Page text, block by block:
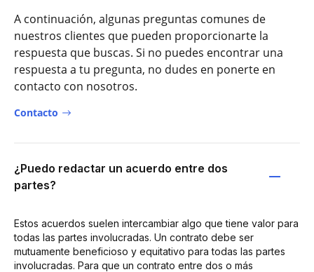
A continuación, algunas preguntas comunes de
nuestros clientes que pueden proporcionarte la
respuesta que buscas. Si no puedes encontrar una
respuesta a tu pregunta, no dudes en ponerte en
contacto con nosotros.
Contacto
¿Puedo redactar un acuerdo entre dos
partes?
Estos acuerdos suelen intercambiar algo que tiene valor para
todas las partes involucradas. Un contrato debe ser
mutuamente beneficioso y equitativo para todas las partes
involucradas. Para que un contrato entre dos o más